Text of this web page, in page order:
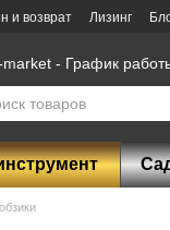
и возврат Лизинг
market - График